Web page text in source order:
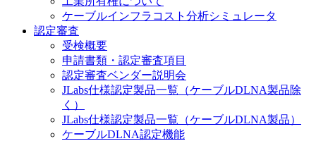
ケーブルインフラコスト分析シミュレータ
認定審査
受検概要
申請書類・認定審査項目
認定審査ベンダー説明会
JLabs仕様認定製品一覧（ケーブルDLNA製品除
く）
JLabs仕様認定製品一覧（ケーブルDLNA製品）
ケーブルDLNA認定機能